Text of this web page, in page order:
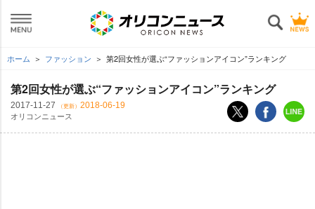
ホーム ファッション 第2回女性が選ぶ“ファッションアイコン”ランキング
第2回女性が選ぶ“ファッションアイコン”ランキング
2017-11-27 （更新） 2018-06-19
オリコンニュース